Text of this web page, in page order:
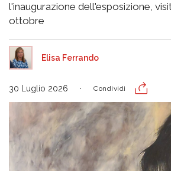
l'inaugurazione dell'esposizione,
ottobre
Elisa Ferrando
30 Luglio 2026 Condividi